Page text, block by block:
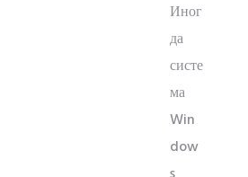
Иног
да
систе
ма
Win
dow